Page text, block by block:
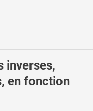
inverses,
en fonction